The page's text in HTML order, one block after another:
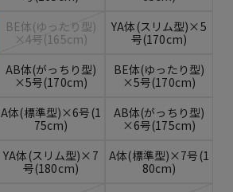
BE体(ゆったり型)
×4号(165cm)
YA体(スリム型)×5
号(170cm)
AB体(がっちり型)
×5号(170cm)
BE体(ゆったり型)
×5号(170cm)
A体(標準型)×6号(1
75cm)
AB体(がっちり型)
×6号(175cm)
YA体(スリム型)×7
号(180cm)
A体(標準型)×7号(1
80cm)